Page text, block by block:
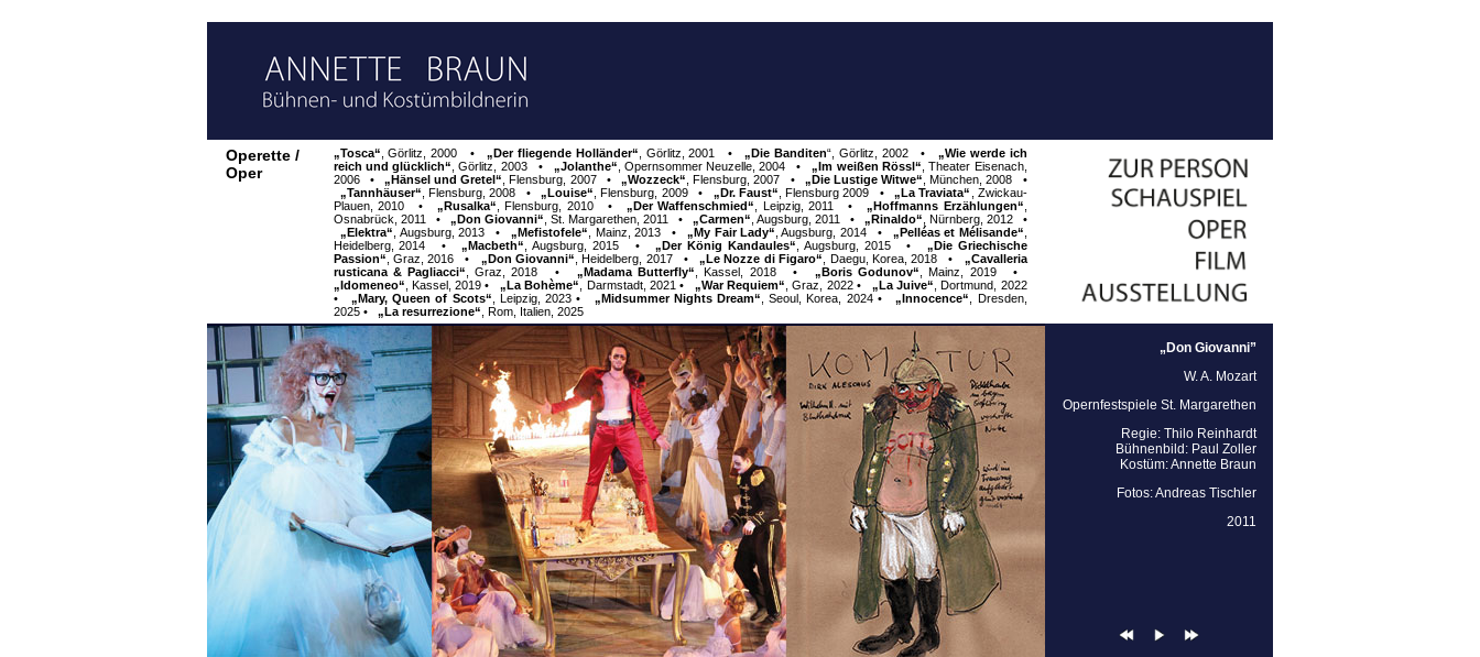
Operette /
Oper
„Tosca“ ,Görlitz, 2000 •„Der fliegende Holländer“ , Görlitz, 2001 •„Die Banditen“, Görlitz, 2002 • „Wie werde ich
reich und glücklich“ ,Görlitz, 2003 • „Jolanthe“ , Opernsommer Neuzelle, 2004 •„Im weißen Rössl“ , Theater Eisenach,
2006 •„Hänsel und Gretel“ ,Flensburg, 2007 •„Wozzeck“ ,Flensburg, 2007 • „Die Lustige Witwe“ ,München, 2008
•
„Tannhäuser“ ,Flensburg, 2008 •„Louise“ ,Flensburg, 2009 • „Dr. Faust“ ,Flensburg 2009 •„La Traviata“
Zwickau-
Plauen, 2010
•„Rusalka“ ,Flensburg, 2010 • „Der Waffenschmied“ Leipzig, 2011 •„Hoffmanns Erzählungen“
Osnabrück, 2011
• „Don Giovanni“ St. Margarethen, 2011 • „Carmen“ Augsburg, 2011 • „Rinaldo“ Nürnberg, 2012
•
„Elektra“ Augsburg, 2013 •„Mefistofele“ Mainz, 2013 •„My Fair Lady“ ,Augsburg, 2014 • „Pelléas et Mélisande“
Heidelberg, 2014
•„Macbeth“ ,Augsburg, 2015 •„Der König Kandaules“ Augsburg, 2015 • „Die Griechische
Passion“ Graz, 2016 • „Don Giovanni“ ,Heidelberg, 2017 •„Le Nozze di Figaro“ Daegu, Korea, 2018 • „Cavalleria
rusticana & Pagliacci“ ,Graz, 2018 • „Madama Butterfly“ ,Kassel, 2018 • „Boris Godunov“ ,Mainz, 2019
•
„Idomeneo“ Kassel, 2019•„La Bohème“ Darmstadt, 2021• „War Requiem“ ,Graz, 2022• „La Juive“ ,Dortmund, 2022
•„Mary, Queen of Scots“ Leipzig, 2023• „Midsummer Nights Dream“ ,Seoul, Korea, 2024 •„Innocence“
Dresden,
2025 • „La resurrezione“ Rom, Italien, 2025
„Don Giovanni”
W. A. Mozart
Opernfestspiele St. Margarethen
Regie: Thilo Reinhardt
Bühnenbild: Paul Zoller
Kostüm: Annette Braun
Fotos:Andreas Tischler
2011